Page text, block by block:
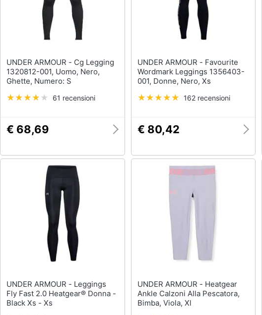
UNDER ARMOUR - Cg Legging
1320812-001, Uomo, Nero,
Ghette, Numero: S
61 recensioni
€ 68,69
UNDER ARMOUR - Favourite
Wordmark Leggings 1356403-
001, Donne, Nero, Xs
162 recensioni
€ 80,42
UNDER ARMOUR - Leggings
Fly Fast 2.0 Heatgear® Donna -
Black Xs - Xs
UNDER ARMOUR - Heatgear
Ankle Calzoni Alla Pescatora,
Bimba, Viola, Xl